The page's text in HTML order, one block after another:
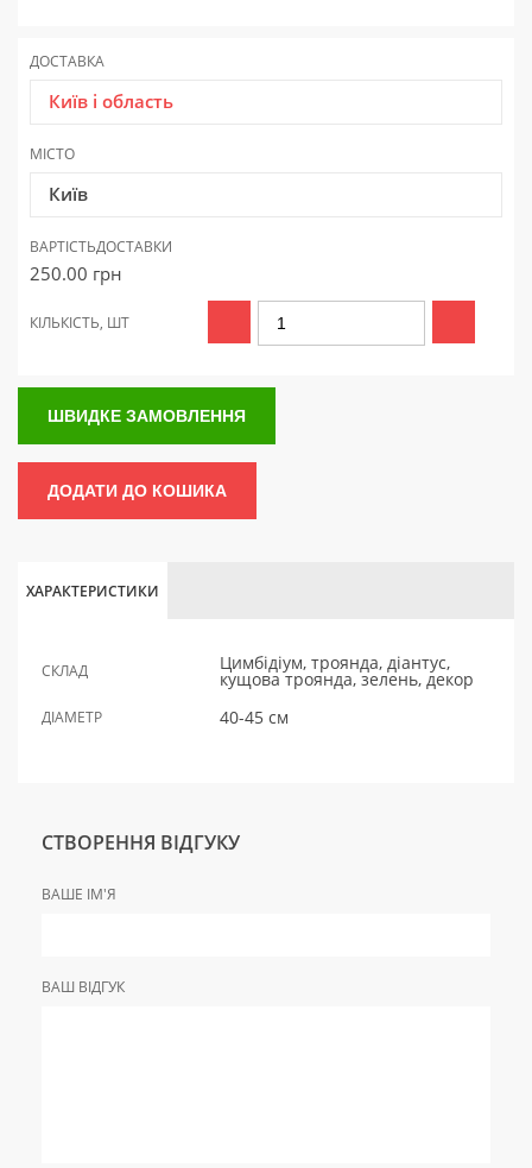
ДОСТАВКА
Київ і область
МІСТО
Київ
ВАРТІСТЬДОСТАВКИ
250.00 грн
КІЛЬКІСТЬ, ШТ
ШВИДКЕ ЗАМОВЛЕННЯ
ДОДАТИ ДО КОШИКА
ХАРАКТЕРИСТИКИ
СКЛАД Цимбідіум, троянда, діантус,
кущова троянда, зелень, декор
ДІАМЕТР 40-45 см
СТВОРЕННЯ ВІДГУКУ
ВАШЕ ІМ'Я
ВАШ ВІДГУК